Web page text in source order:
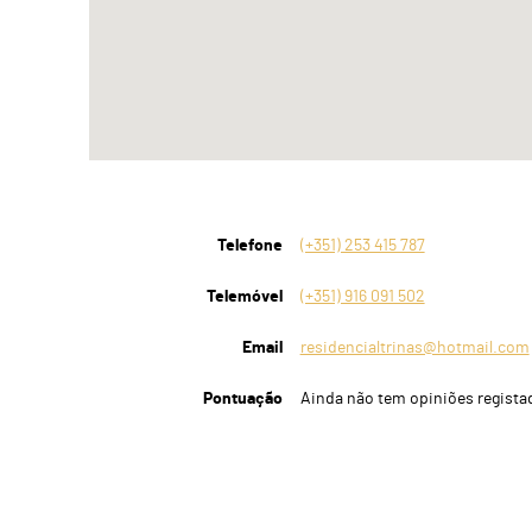
Telefone (+351) 253 415 787
Telemóvel (+351) 916 091 502
Email residencialtrinas@hotmail.com
Pontuação Ainda não tem opiniões